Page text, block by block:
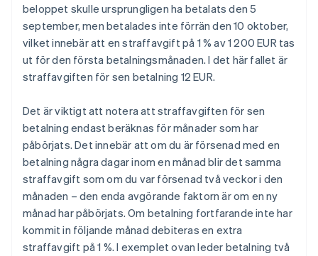
beloppet skulle ursprungligen ha betalats den 5
september, men betalades inte förrän den 10 oktober,
vilket innebär att en straffavgift på 1 % av 1 200 EUR tas
ut för den första betalningsmånaden. I det här fallet är
straffavgiften för sen betalning 12 EUR.
Det är viktigt att notera att straffavgiften för sen
betalning endast beräknas för månader som har
påbörjats. Det innebär att om du är försenad med en
betalning några dagar inom en månad blir det samma
straffavgift som om du var försenad två veckor i den
månaden – den enda avgörande faktorn är om en ny
månad har påbörjats. Om betalning fortfarande inte har
kommit in följande månad debiteras en extra
straffavgift på 1 %. I exemplet ovan leder betalning två